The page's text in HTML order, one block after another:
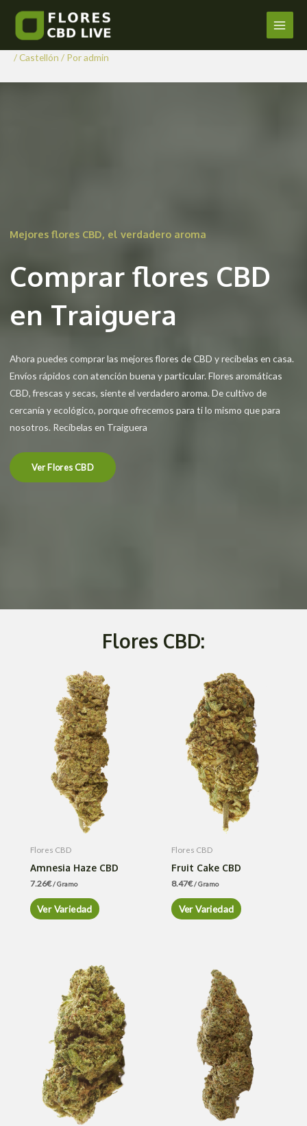
contenido
Main
Comprar Flores CBD en
Traiguera
/Castellón / Poradmin
Mejores flores CBD, el verdadero aroma
Comprar flores CBD
en Traiguera
Ahora puedes comprar las mejores flores de CBD y recíbelas en casa.
Envíos rápidos con atención buena y particular. Flores aromáticas
CBD, frescas y secas, siente el verdadero aroma. De cultivo de
cercanía y ecológico, porque ofrecemos para ti lo mismo que para
nosotros. Recíbelas en Traiguera
Ver Flores CBD
Flores CBD:
Flores CBD
Amnesia Haze CBD
7.26€/ Gramo
Ver Variedad
Flores CBD
Fruit Cake CBD
8.47€/ Gramo
Ver Variedad